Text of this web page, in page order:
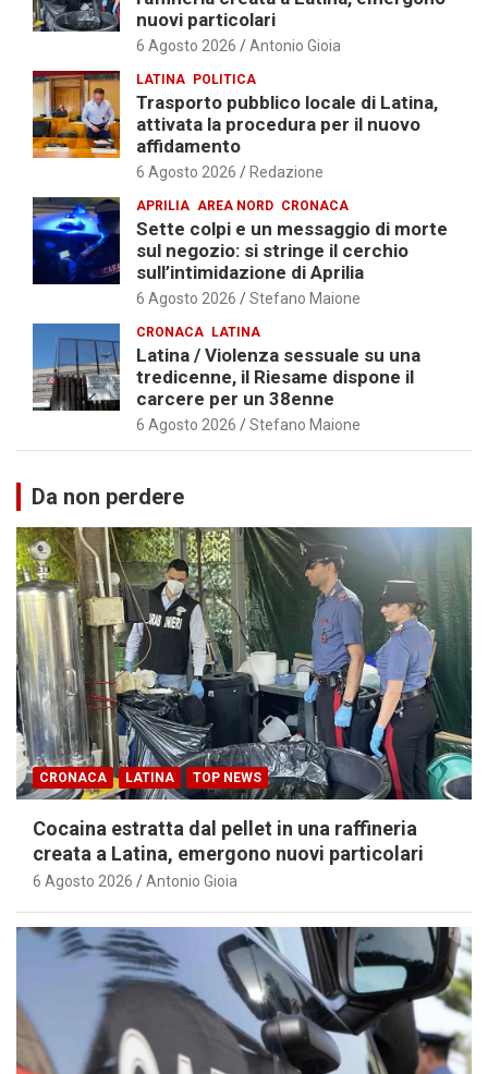
nuovi particolari
6 Agosto 2026 Antonio Gioia
LATINA POLITICA
Trasporto pubblico locale di Latina,
attivata la procedura per il nuovo
affidamento
6 Agosto 2026 Redazione
APRILIA AREA NORD CRONACA
Sette colpi e un messaggio di morte
sul negozio: si stringe il cerchio
sull’intimidazione di Aprilia
6 Agosto 2026 Stefano Maione
CRONACA LATINA
Latina / Violenza sessuale su una
tredicenne, il Riesame dispone il
carcere per un 38enne
6 Agosto 2026 Stefano Maione
Da non perdere
CRONACA LATINA TOP NEWS
Cocaina estratta dal pellet in una raffineria
creata a Latina, emergono nuovi particolari
6 Agosto 2026 Antonio Gioia